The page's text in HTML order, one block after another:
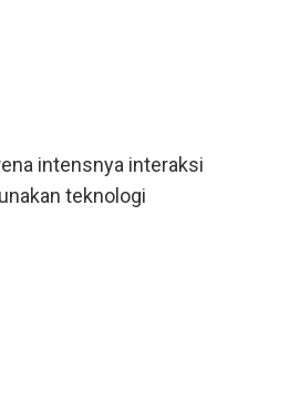
intensnya interaksi
teknologi